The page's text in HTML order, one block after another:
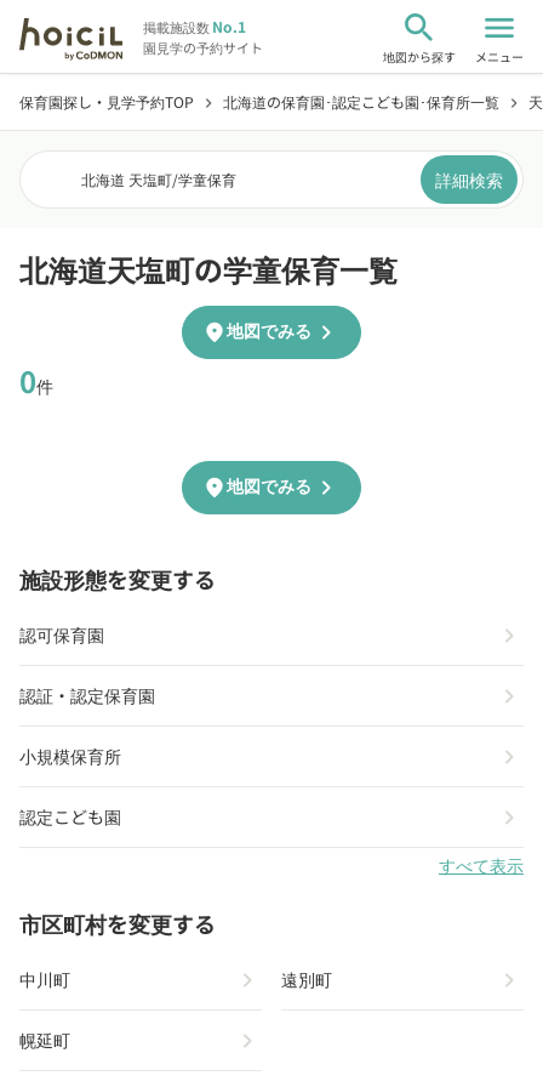
掲載施設数No.1
園見学の予約サイト
search
地図から探す
menu
メニュー
保育園探し・見学予約TOP chevron_right 北海道の保育園･認定こども園･保育所一覧 chevron_right
北海道 天塩町/学童保育 詳細検索
北海道天塩町の学童保育一覧
0件
location_on地図でみる chevron_right
location_on地図でみる chevron_right
施設形態を変更する
認可保育園 chevron_right
認証・認定保育園 chevron_right
小規模保育所 chevron_right
認定こども園 chevron_right
すべて表示
市区町村を変更する
中川町 chevron_right 遠別町 chevron_right
幌延町 chevron_right